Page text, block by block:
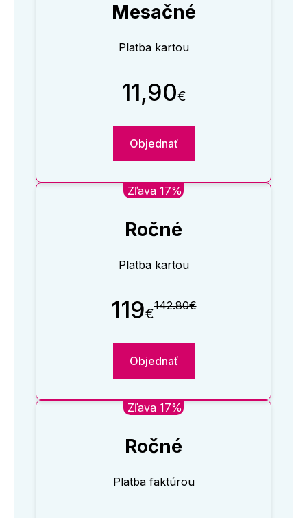
Mesačné
Platba kartou
11,90€
Objednať
Zľava 17%
Ročné
Platba kartou
119€142.80€
Objednať
Zľava 17%
Ročné
Platba faktúrou